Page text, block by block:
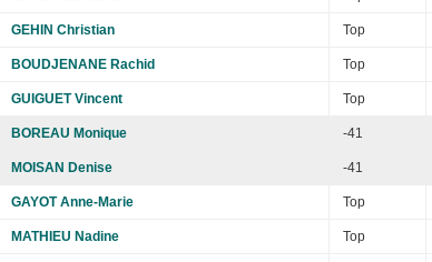
GEHIN Christian Top
BOUDJENANE Rachid Top
GUIGUET Vincent Top
BOREAU Monique -41
MOISAN Denise -41
GAYOT Anne-Marie Top
MATHIEU Nadine Top